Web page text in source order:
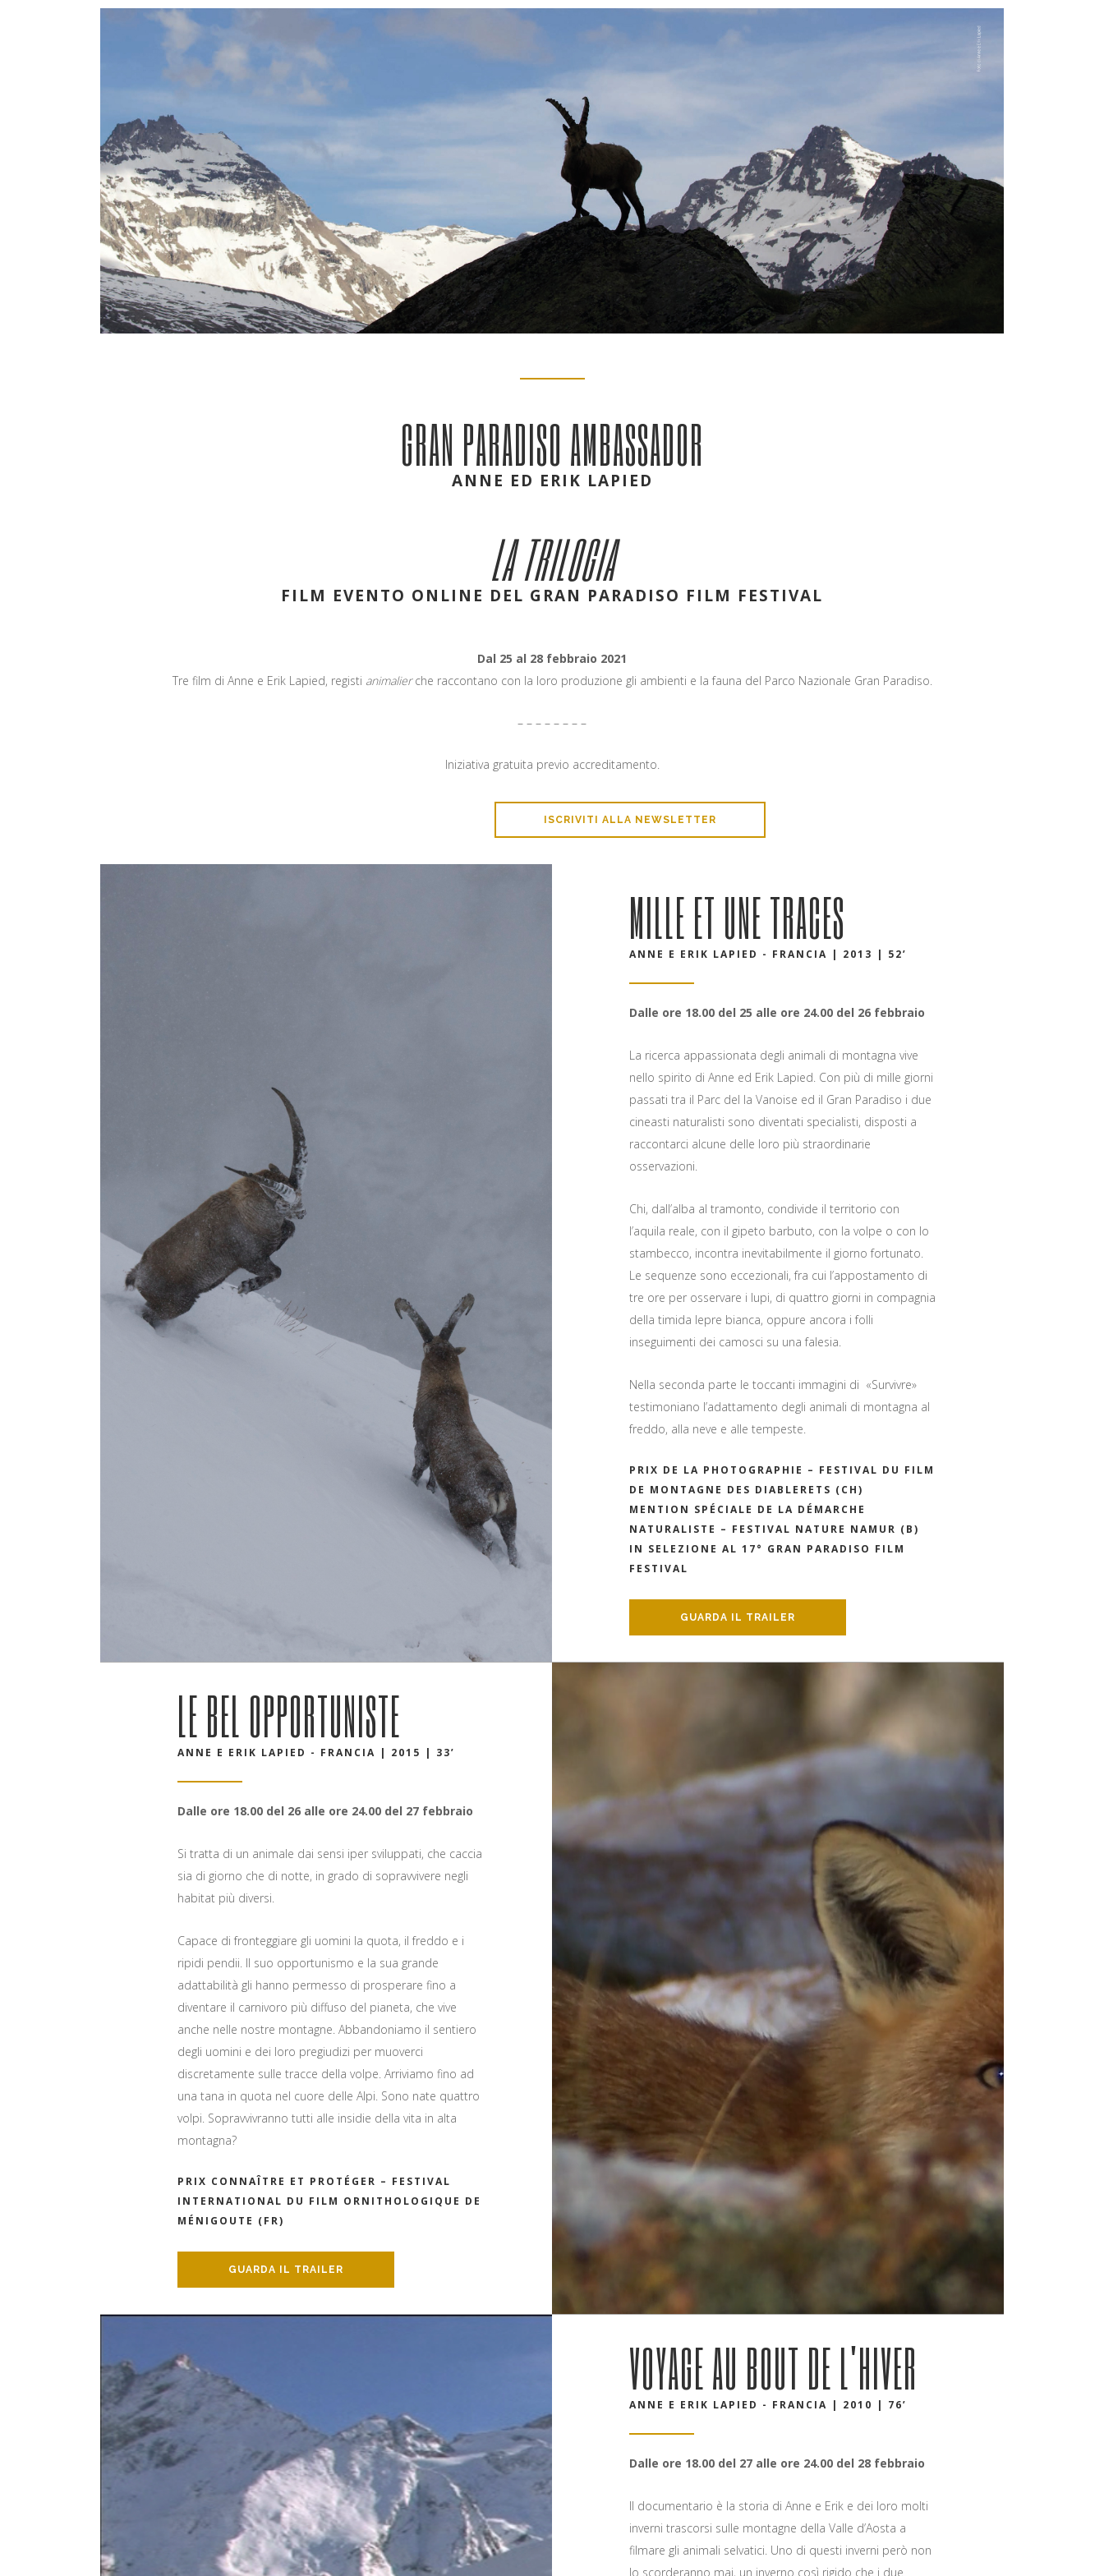
GRAN PARADISO AMBASSADOR
ANNE ED ERIK LAPIED
LA TRILOGIA
FILM EVENTO ONLINE DEL GRAN PARADISO FILM FESTIVAL
Dal 25 al 28 febbraio 2021
Tre film di Anne e Erik Lapied, registi animalierche raccontano con la loro produzione gli ambienti e la fauna del Parco Nazionale Gran Paradiso.
– – – – – – – –
Iniziativa gratuita previo accreditamento.
ISCRIVITI ALLA NEWSLETTER
MILLE ET UNE TRACES
ANNE E ERIK LAPIED - FRANCIA | 2013 | 52’
Dalle ore 18.00 del 25 alle ore 24.00 del 26 febbraio
La ricerca appassionata degli animali di montagna vive
nello spirito di Anne ed Erik Lapied. Con più di mille giorni
passati tra il Parc del la Vanoise ed il Gran Paradiso i due
cineasti naturalisti sono diventati specialisti, disposti a
raccontarci alcune delle loro più straordinarie
osservazioni.
Chi, dall’alba al tramonto, condivide il territorio con
l’aquila reale, con il gipeto barbuto, con la volpe o con lo
stambecco, incontra inevitabilmente il giorno fortunato.
Le sequenze sono eccezionali, fra cui l’appostamento di
tre ore per osservare i lupi, di quattro giorni in compagnia
della timida lepre bianca, oppure ancora i folli
inseguimenti dei camosci su una falesia.
Nella seconda parte le toccanti immagini di «Survivre»
testimoniano l’adattamento degli animali di montagna al
freddo, alla neve e alle tempeste.
PRIX DE LA PHOTOGRAPHIE – FESTIVAL DU FILM
DE MONTAGNE DES DIABLERETS (CH)
MENTION SPÉCIALE DE LA DÉMARCHE
NATURALISTE – FESTIVAL NATURE NAMUR (B)
IN SELEZIONE AL 17° GRAN PARADISO FILM
FESTIVAL
GUARDA IL TRAILER
LE BEL OPPORTUNISTE
ANNE E ERIK LAPIED - FRANCIA | 2015 | 33’
Dalle ore 18.00 del 26 alle ore 24.00 del 27 febbraio
Si tratta di un animale dai sensi iper sviluppati, che caccia
sia di giorno che di notte, in grado di sopravvivere negli
habitat più diversi.
Capace di fronteggiare gli uomini la quota, il freddo e i
ripidi pendii. Il suo opportunismo e la sua grande
adattabilità gli hanno permesso di prosperare fino a
diventare il carnivoro più diffuso del pianeta, che vive
anche nelle nostre montagne. Abbandoniamo il sentiero
degli uomini e dei loro pregiudizi per muoverci
discretamente sulle tracce della volpe. Arriviamo fino ad
una tana in quota nel cuore delle Alpi. Sono nate quattro
volpi. Sopravvivranno tutti alle insidie della vita in alta
montagna?
PRIX CONNAÎTRE ET PROTÉGER – FESTIVAL
INTERNATIONAL DU FILM ORNITHOLOGIQUE DE
MÉNIGOUTE (FR)
GUARDA IL TRAILER
VOYAGE AU BOUT DE L'HIVER
ANNE E ERIK LAPIED - FRANCIA | 2010 | 76’
Dalle ore 18.00 del 27 alle ore 24.00 del 28 febbraio
Il documentario è la storia di Anne e Erik e dei loro molti
inverni trascorsi sulle montagne della Valle d’Aosta a
filmare gli animali selvatici. Uno di questi inverni però non
lo scorderanno mai, un inverno così rigido che i due